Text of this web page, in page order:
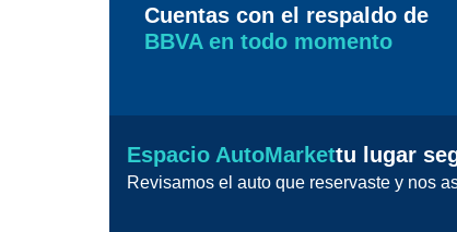
Cuentas con el respaldo de
BBVA en todo momento
Espacio AutoMarkettu lugar
Revisamos el auto que reservaste y nos